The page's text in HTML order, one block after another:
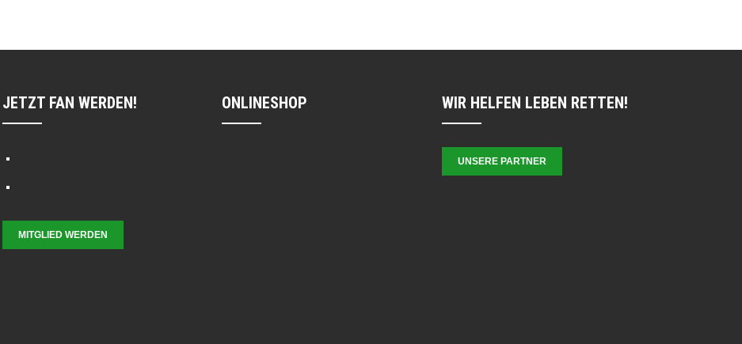
JETZT FAN WERDEN!
MITGLIED WERDEN
ONLINESHOP WIR HELFEN LEBEN RETTEN!
UNSERE PARTNER